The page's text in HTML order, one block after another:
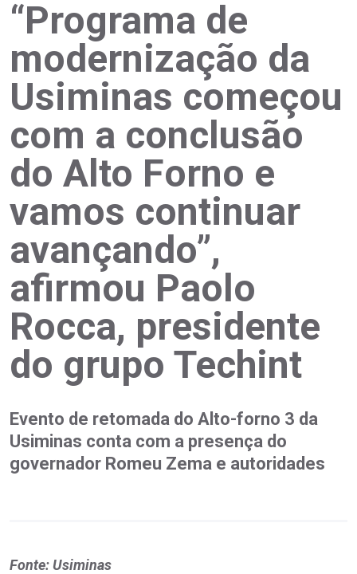
“Programa de
modernização da
Usiminas começou
com a conclusão
do Alto Forno e
vamos continuar
avançando”,
afirmou Paolo
Rocca, presidente
do grupo Techint
Evento de retomada do Alto-forno 3 da
Usiminas conta com a presença do
governador Romeu Zema e autoridades
Fonte: Usiminas